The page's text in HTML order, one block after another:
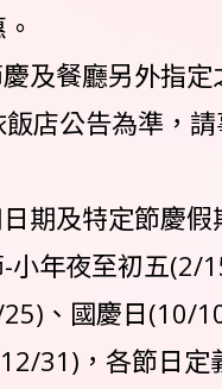
及餐廳另外指
店公告為準，
期及特定節慶假
年夜至初五(2/
、國慶日(10/
31)，各節日定